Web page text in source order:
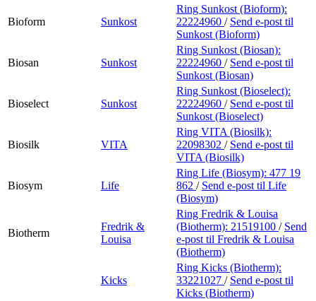
Bioform Sunkost
Ring Sunkost (Bioform):
22224960 / Send e-post til
Sunkost (Bioform)
Biosan Sunkost
Ring Sunkost (Biosan):
22224960 / Send e-post til
Sunkost (Biosan)
Bioselect Sunkost
Ring Sunkost (Bioselect):
22224960 / Send e-post til
Sunkost (Bioselect)
Biosilk VITA
Ring VITA (Biosilk):
22098302 / Send e-post til
VITA (Biosilk)
Biosym Life
Ring Life (Biosym): 477 19
862 / Send e-post til Life
(Biosym)
Biotherm
Fredrik &
Louisa
Ring Fredrik & Louisa
(Biotherm): 21519100 / Send
e-post til Fredrik & Louisa
(Biotherm)
Kicks
Ring Kicks (Biotherm):
33221027 / Send e-post til
Kicks (Biotherm)